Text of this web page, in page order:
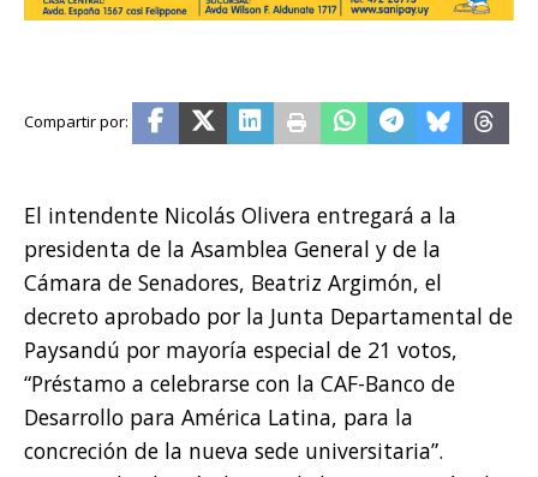
El intendente Nicolás Olivera entregará a la
presidenta de la Asamblea General y de la
Cámara de Senadores, Beatriz Argimón, el
decreto aprobado por la Junta Departamental de
Paysandú por mayoría especial de 21 votos,
“Préstamo a celebrarse con la CAF-Banco de
Desarrollo para América Latina, para la
concreción de la nueva sede universitaria”.